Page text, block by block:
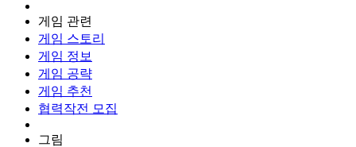
게임 관련
게임 스토리
게임 정보
게임 공략
게임 추천
협력작전 모집
그림